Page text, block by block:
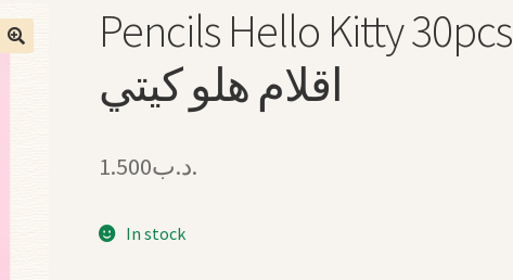
Pencils Hello Kitty 30pcs
اقلام هلو كيتي
.د.ب1.500
In stock